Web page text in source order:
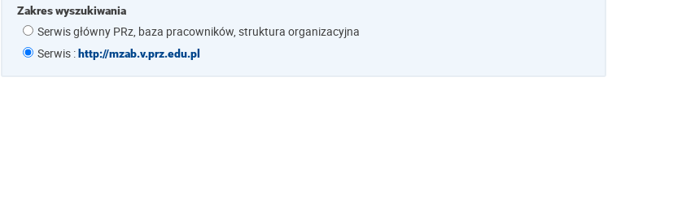
Zakres wyszukiwania
Serwis główny PRz, baza pracowników, struktura organizacyjna
Serwis : http://mzab.v.prz.edu.pl